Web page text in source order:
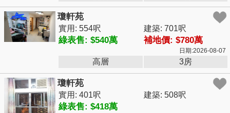
瓊軒苑
實用: 554呎 建築: 701呎
綠表售: $540萬 補地價: $780萬
日期:2026-08-07
高層 3房
瓊軒苑
實用: 401呎 建築: 508呎
綠表售: $418萬